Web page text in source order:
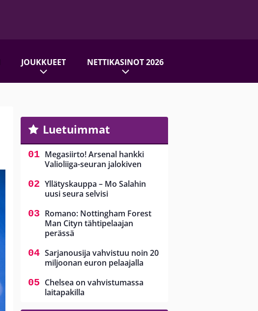
JOUKKUEET NETTIKASINOT 2026
Luetuimmat
Megasiirto! Arsenal hankki
Valioliiga-seuran jalokiven
Yllätyskauppa – Mo Salahin
uusi seura selvisi
Romano: Nottingham Forest
Man Cityn tähtipelaajan
perässä
Sarjanousija vahvistuu noin 20
miljoonan euron pelaajalla
Chelsea on vahvistumassa
laitapakilla